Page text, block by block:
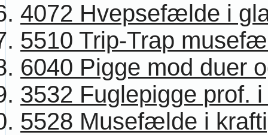
4072 Hvepsefælde i
5510 Trip-Trap
6040 Pigge mod duer
3532 Fuglepigge prof.
5528 Musefælde i